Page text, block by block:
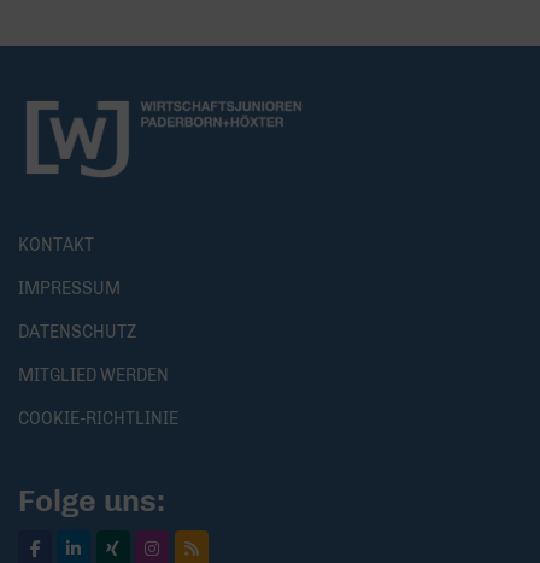
KONTAKT
IMPRESSUM
DATENSCHUTZ
MITGLIED WERDEN
COOKIE-RICHTLINIE
Folge uns: